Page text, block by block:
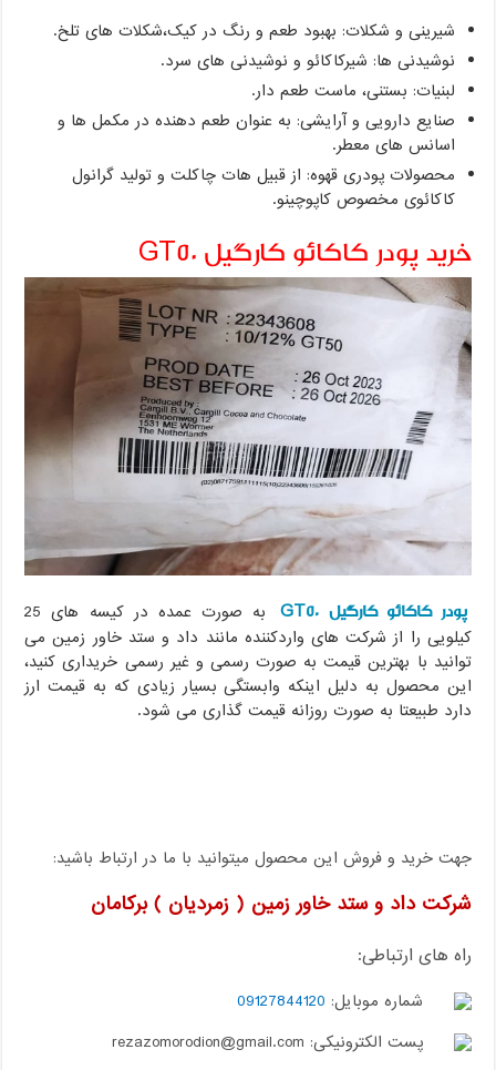
شیرینی و شکلات: بهبود طعم و رنگ در کیک،شکلات های تلخ.
نوشیدنی ها: شیرکاکائو و نوشیدنی های سرد.
لبنیات: بستنی، ماست طعم دار.
صنایع دارویی و آرایشی: به عنوان طعم دهنده در مکمل ها و
اسانس های معطر.
محصولات پودری قهوه: از قبیل هات چاکلت و تولید گرانول
کاکائوی مخصوص کاپوچینو.
خرید پودر کاکائو کارگیل GT50
پودر کاکائو کارگیل GT50
به صورت عمده در کیسه های 25
کیلویی را از شرکت های واردکننده مانند داد و ستد خاور زمین می
توانید با بهترین قیمت به صورت رسمی و غیر رسمی خریداری کنید،
این محصول به دلیل اینکه وابستگی بسیار زیادی که به قیمت ارز
دارد طبیعتا به صورت روزانه قیمت گذاری می شود.
جهت خرید و فروش این محصول میتوانید با ما در ارتباط باشید:
شرکت داد و ستد خاور زمین ( زمردیان ) برکامان
راه های ارتباطی:
شماره موبایل: 09127844120
پست الکترونیکی: rezazomorodion@gmail.com